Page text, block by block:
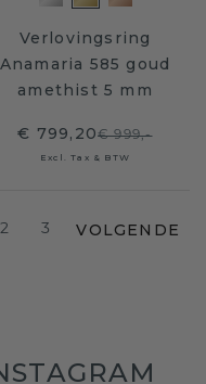
Verlovingsring
Anamaria 585 goud
amethist 5 mm
€ 799,20€ 999,-
Excl. Tax & BTW
2 3 VOLGENDE